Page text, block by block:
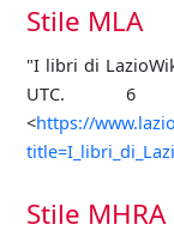
Stile MLA
"I libri di
UTC. 6
<https://
Stile MHRA